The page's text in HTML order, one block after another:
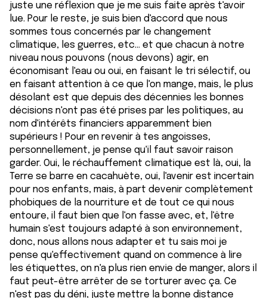
juste une réflexion que je me suis faite après t'avoir
lue. Pour le reste, je suis bien d'accord que nous
sommes tous concernés par le changement
climatique, les guerres, etc... et que chacun à notre
niveau nous pouvons (nous devons) agir, en
économisant l'eau ou oui, en faisant le tri sélectif, ou
en faisant attention à ce que l'on mange, mais, le plus
désolant est que depuis des décennies les bonnes
décisions n'ont pas été prises par les politiques, au
nom d'intérêts financiers apparemment bien
supérieurs ! Pour en revenir à tes angoisses,
personnellement, je pense qu'il faut savoir raison
garder. Oui, le réchauffement climatique est là, oui, la
Terre se barre en cacahuète, oui, l'avenir est incertain
pour nos enfants, mais, à part devenir complètement
phobiques de la nourriture et de tout ce qui nous
entoure, il faut bien que l'on fasse avec, et, l'être
humain s'est toujours adapté à son environnement,
donc, nous allons nous adapter et tu sais moi je
pense qu'effectivement quand on commence à lire
les étiquettes, on n'a plus rien envie de manger, alors il
faut peut-être arrêter de se torturer avec ça. Ce
n'est pas du déni, juste mettre la bonne distance